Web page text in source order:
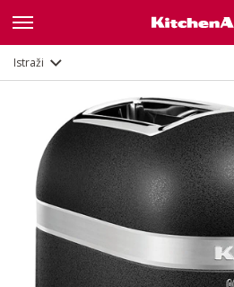
Istraži